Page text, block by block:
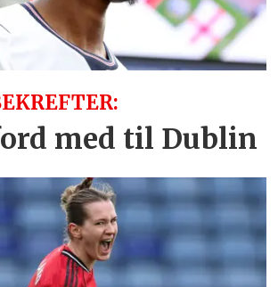
med til Dublin